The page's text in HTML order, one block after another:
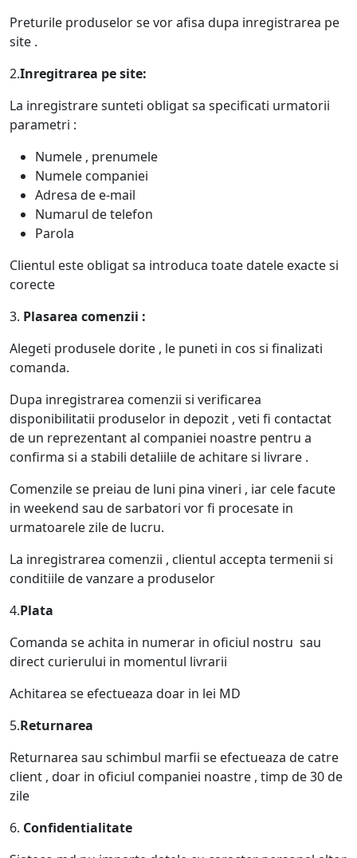
Preturile produselor se vor afisa dupa inregistrarea pe
site .
2.Inregitrarea pe site:
La inregistrare sunteti obligat sa specificati urmatorii
parametri :
Numele , prenumele
Numele companiei
Adresa de e-mail
Numarul de telefon
Parola
Clientul este obligat sa introduca toate datele exacte si
corecte
3. Plasarea comenzii :
Alegeti produsele dorite , le puneti in cos si finalizati
comanda.
Dupa inregistrarea comenzii si verificarea
disponibilitatii produselor in depozit , veti fi contactat
de un reprezentant al companiei noastre pentru a
confirma si a stabili detaliile de achitare si livrare .
Comenzile se preiau de luni pina vineri , iar cele facute
in weekend sau de sarbatori vor fi procesate in
urmatoarele zile de lucru.
La inregistrarea comenzii , clientul accepta termenii si
conditiile de vanzare a produselor
4.Plata
Comanda se achita in numerar in oficiul nostru sau
direct curierului in momentul livrarii
Achitarea se efectueaza doar in lei MD
5.Returnarea
Returnarea sau schimbul marfii se efectueaza de catre
client , doar in oficiul companiei noastre , timp de 30 de
zile
6. Confidentialitate